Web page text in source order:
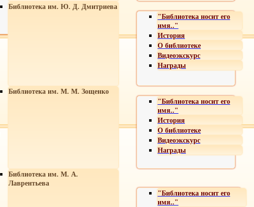
Библиотека им. Ю. Д. Дмитриева
"Библиотека носит его
имя.."
История
О библиотеке
Видеоэкскурс
Награды
Библиотека им. М. М. Зощенко
"Библиотека носит его
имя.."
История
О библиотеке
Видеоэкскурс
Награды
Библиотека им. М. А.
Лаврентьева
"Библиотека носит его
имя.."